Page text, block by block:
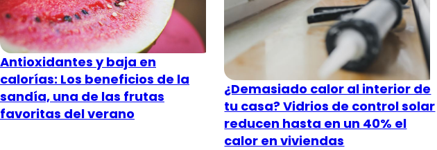
Antioxidantes y baja en
calorías: Los beneficios de la
sandía, una de las frutas
favoritas del verano
¿Demasiado calor al interior de
tu casa? Vidrios de control solar
reducen hasta en un 40% el
calor en viviendas